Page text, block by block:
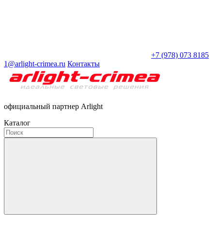
+7 (978) 073 8185
1@arlight-crimea.ru Контакты
официальный партнер Arlight
Каталог